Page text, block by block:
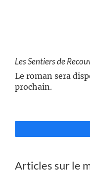
Les Sentiers de
Le roman sera
prochain.
Articles sur le